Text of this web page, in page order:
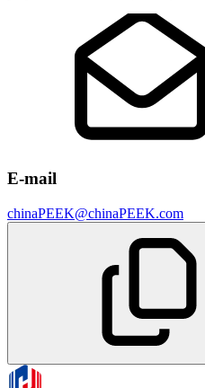
E-mail
chinaPEEK@chinaPEEK.com